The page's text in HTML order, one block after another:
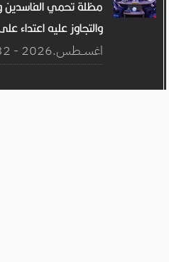
مظلة تحمي الفاسدين
والتجاوز عليه اعتداء
06 اغســطس.2026 - 20:32